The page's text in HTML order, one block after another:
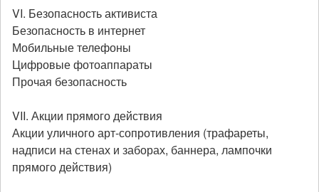
VI. Безопасность активиста
Безопасность в интернет
Мобильные телефоны
Цифровые фотоаппараты
Прочая безопасность
VII. Акции прямого действия
Акции уличного арт-сопротивления (трафареты,
надписи на стенах и заборах, баннера, лампочки
прямого действия)